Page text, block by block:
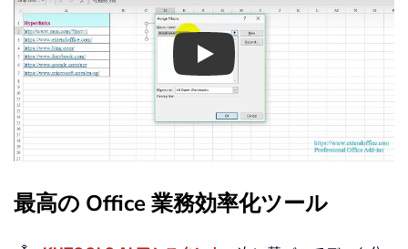
Play
最高の Office 業務効率化ツール